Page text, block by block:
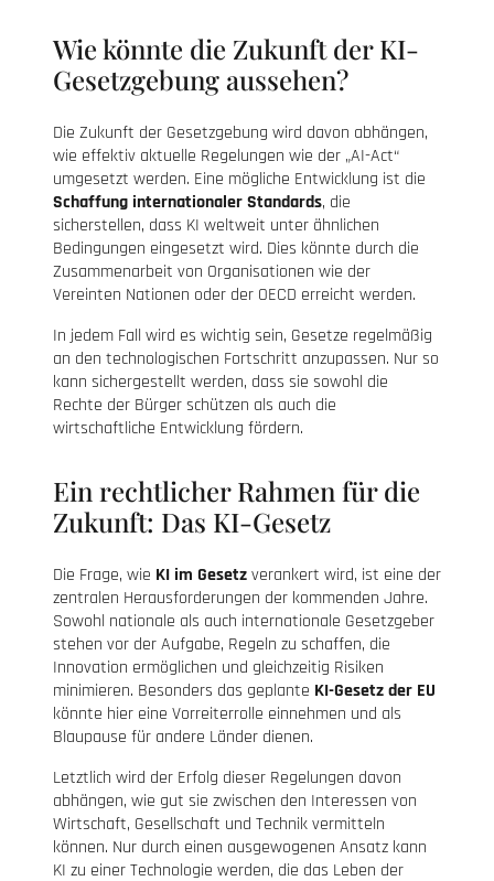
Wie könnte die Zukunft der KI-
Gesetzgebung aussehen?
Die Zukunft der Gesetzgebung wird davon abhängen,
wie effektiv aktuelle Regelungen wie der „AI-Act“
umgesetzt werden. Eine mögliche Entwicklung ist die
Schaffung internationaler Standards, die
sicherstellen, dass KI weltweit unter ähnlichen
Bedingungen eingesetzt wird. Dies könnte durch die
Zusammenarbeit von Organisationen wie der
Vereinten Nationen oder der OECD erreicht werden.
In jedem Fall wird es wichtig sein, Gesetze regelmäßig
an den technologischen Fortschritt anzupassen. Nur so
kann sichergestellt werden, dass sie sowohl die
Rechte der Bürger schützen als auch die
wirtschaftliche Entwicklung fördern.
Ein rechtlicher Rahmen für die
Zukunft: Das KI-Gesetz
Die Frage, wie KI im Gesetzverankert wird, ist eine der
zentralen Herausforderungen der kommenden Jahre.
Sowohl nationale als auch internationale Gesetzgeber
stehen vor der Aufgabe, Regeln zu schaffen, die
Innovation ermöglichen und gleichzeitig Risiken
minimieren. Besonders das geplante KI-Gesetz der EU
könnte hier eine Vorreiterrolle einnehmen und als
Blaupause für andere Länder dienen.
Letztlich wird der Erfolg dieser Regelungen davon
abhängen, wie gut sie zwischen den Interessen von
Wirtschaft, Gesellschaft und Technik vermitteln
können. Nur durch einen ausgewogenen Ansatz kann
KI zu einer Technologie werden, die das Leben der